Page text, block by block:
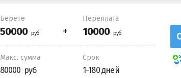
Берете Переплата
Макс. сумма
80000
Срок
1-180 дней